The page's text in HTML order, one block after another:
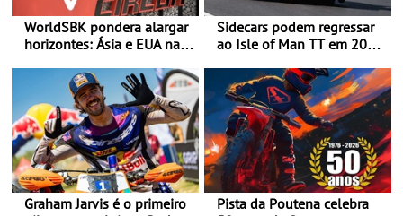
WorldSBK pondera alargar
horizontes: Ásia e EUA na
Sidecars podem regressar
ao Isle of Man TT em 2027
Graham Jarvis é o primeiro
Pista da Poutena celebra